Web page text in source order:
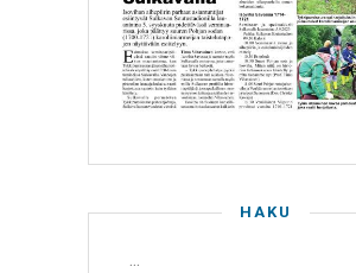
HAKU